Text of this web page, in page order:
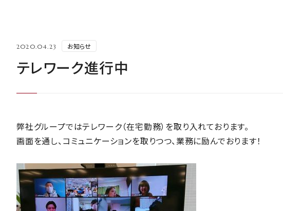
2020.04.23 お知らせ
テレワーク進行中
弊社グループではテレワーク（在宅勤務）を取り入れております。
画面を通し、コミュニケーションを取りつつ、業務に励んでおります！